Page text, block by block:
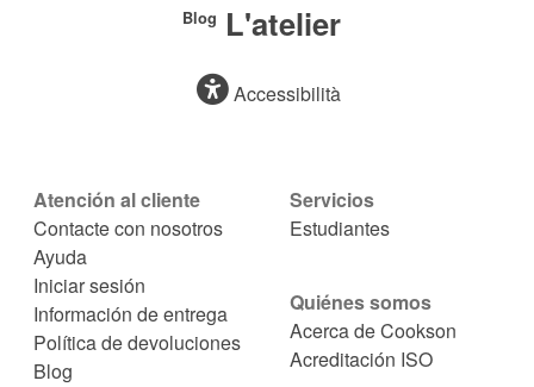
Blog L'atelier
Accessibilità
Atención al cliente
Contacte con nosotros
Ayuda
Iniciar sesión
Información de entrega
Política de devoluciones
Blog
Servicios
Estudiantes
Quiénes somos
Acerca de Cookson
Acreditación ISO